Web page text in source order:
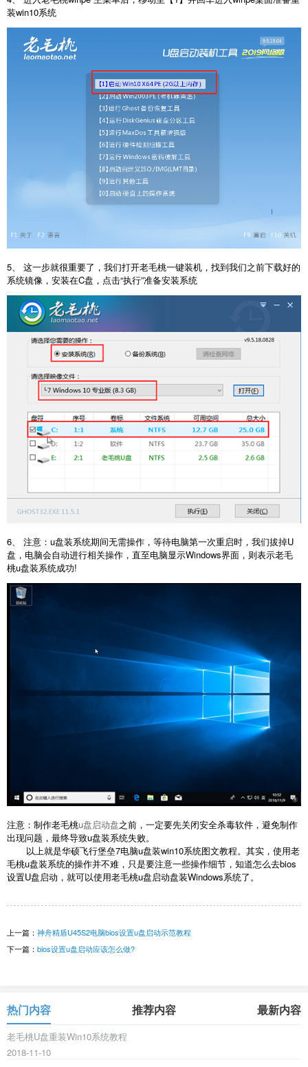
装win10系统
5、 这一步就很重要了，我们打开老毛桃一键装机，找到我们之前下载好的
系统镜像，安装在C盘，点击“执行”准备安装系统
6、 注意：u盘装系统期间无需操作，等待电脑第一次重启时，我们拔掉U
盘，电脑会自动进行相关操作，直至电脑显示Windows界面，则表示老毛
桃u盘装系统成功!
注意：制作老毛桃u盘启动盘之前，一定要先关闭安全杀毒软件，避免制作
出现问题，最终导致u盘装系统失败。
以上就是华硕飞行堡垒7电脑u盘装win10系统图文教程。其实，使用老
毛桃u盘装系统的操作并不难，只是要注意一些操作细节，知道怎么去bios
设置U盘启动，就可以使用老毛桃u盘启动盘装Windows系统了。
上一篇： 神舟精盾U45S2电脑bios设置u盘启动示范教程
下一篇： bios设置u盘启动应该怎么做?
热门内容 推荐内容 最新内容
老毛桃U盘重装Win10系统教程
2018-11-10